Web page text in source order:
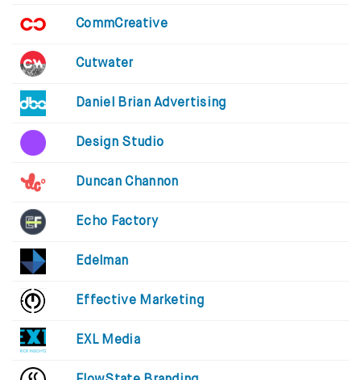
CommCreative
Cutwater
Daniel Brian Advertising
Design Studio
Duncan Channon
Echo Factory
Edelman
Effective Marketing
EXL Media